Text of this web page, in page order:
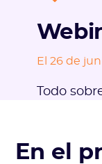
El 26 de
Todo
En el